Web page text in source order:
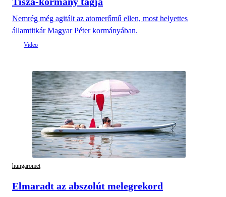
Nemrég még agitált az atomerőmű ellen, most helyettes
államtitkár Magyar Péter kormányában.
hungaromet
Elmaradt az abszolút melegrekord